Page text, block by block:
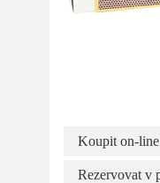
Koupit on-line
Rezervovat v